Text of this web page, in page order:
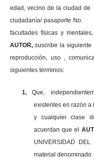
edad, vecino de la
ciudadanía/
facultades físicas y
AUTOR,suscribe la siguiente
reproducción, uso ,
siguientes términos:
1.
Que,
existentes en razón a
y cualquier clase
acuerdan que el
UNIVERSIDAD
material